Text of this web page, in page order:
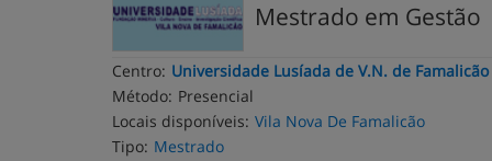
Mestrado em Gestão
Centro: Universidade Lusíada de V.N. de Famalicão
Método: Presencial
Locais disponíveis: Vila Nova De Famalicão
Tipo: Mestrado